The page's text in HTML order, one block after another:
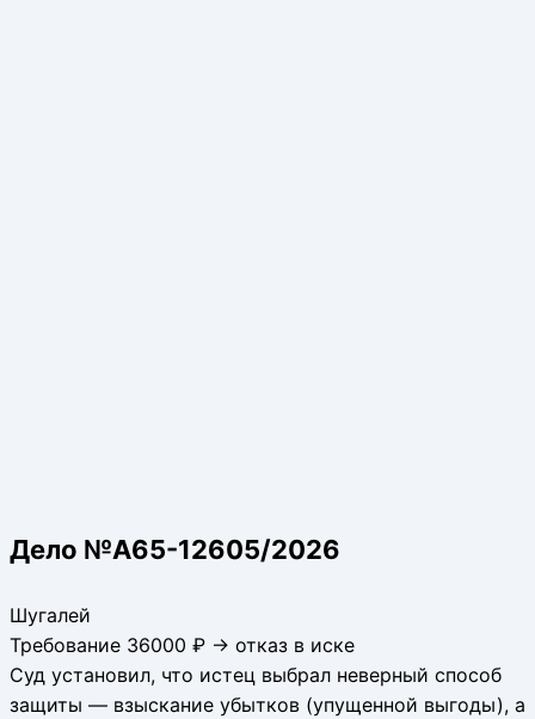
Дело №А65-12605/2026
Шугалей
Требование 36000 ₽ → отказ в иске
Суд установил, что истец выбрал неверный способ
защиты — взыскание убытков (упущенной выгоды), а